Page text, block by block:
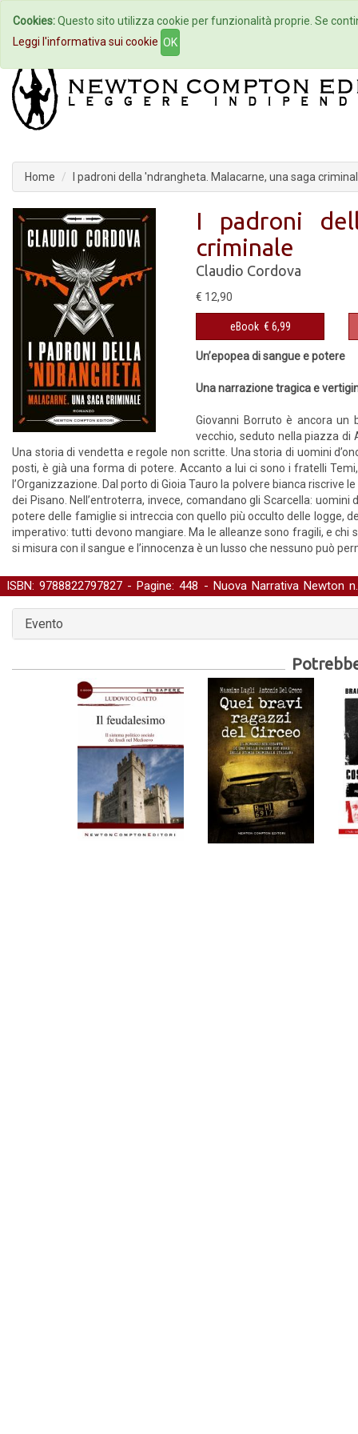
Home Autori Eventi
Home I padroni della 'ndrangheta. Malacarne, una saga
I padroni
criminale
Claudio Cordova
€ 12,90
eBook € 6,99
Un’epopea di sangue e potere
Una narrazione tragica e
Giovanni Borruto è ancora un
vecchio, seduto nella piazza di
Una storia di vendetta e regole non scritte. Una storia di uomini
posti, è già una forma di potere. Accanto a lui ci sono i fratelli
l’Organizzazione. Dal porto di Gioia Tauro la polvere bianca riscrive
dei Pisano. Nell’entroterra, invece, comandano gli Scarcella:
potere delle famiglie si intreccia con quello più occulto delle logge,
imperativo: tutti devono mangiare. Ma le alleanze sono fragili, e
si misura con il sangue e l’innocenza è un lusso che nessuno può
ISBN: 9788822797827 - Pagine: 448 - Nuova Narrativa Newton
Evento
Cookies:Questo sito utilizza cookie per funzionalità proprie. Se
Leggi l'informativa sui cookie OK